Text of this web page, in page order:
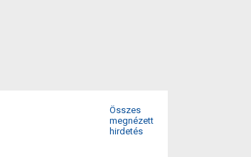
Összes
megnézett
hirdetés